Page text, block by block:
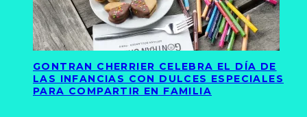
GONTRAN CHERRIER CELEBRA EL DÍA DE
LAS INFANCIAS CON DULCES ESPECIALES
PARA COMPARTIR EN FAMILIA